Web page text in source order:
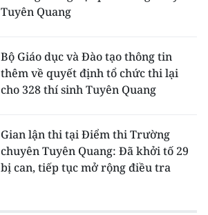
Tuyên Quang
Bộ Giáo dục và Đào tạo thông tin
thêm về quyết định tổ chức thi lại
cho 328 thí sinh Tuyên Quang
Gian lận thi tại Điểm thi Trường
chuyên Tuyên Quang: Đã khởi tố 29
bị can, tiếp tục mở rộng điều tra